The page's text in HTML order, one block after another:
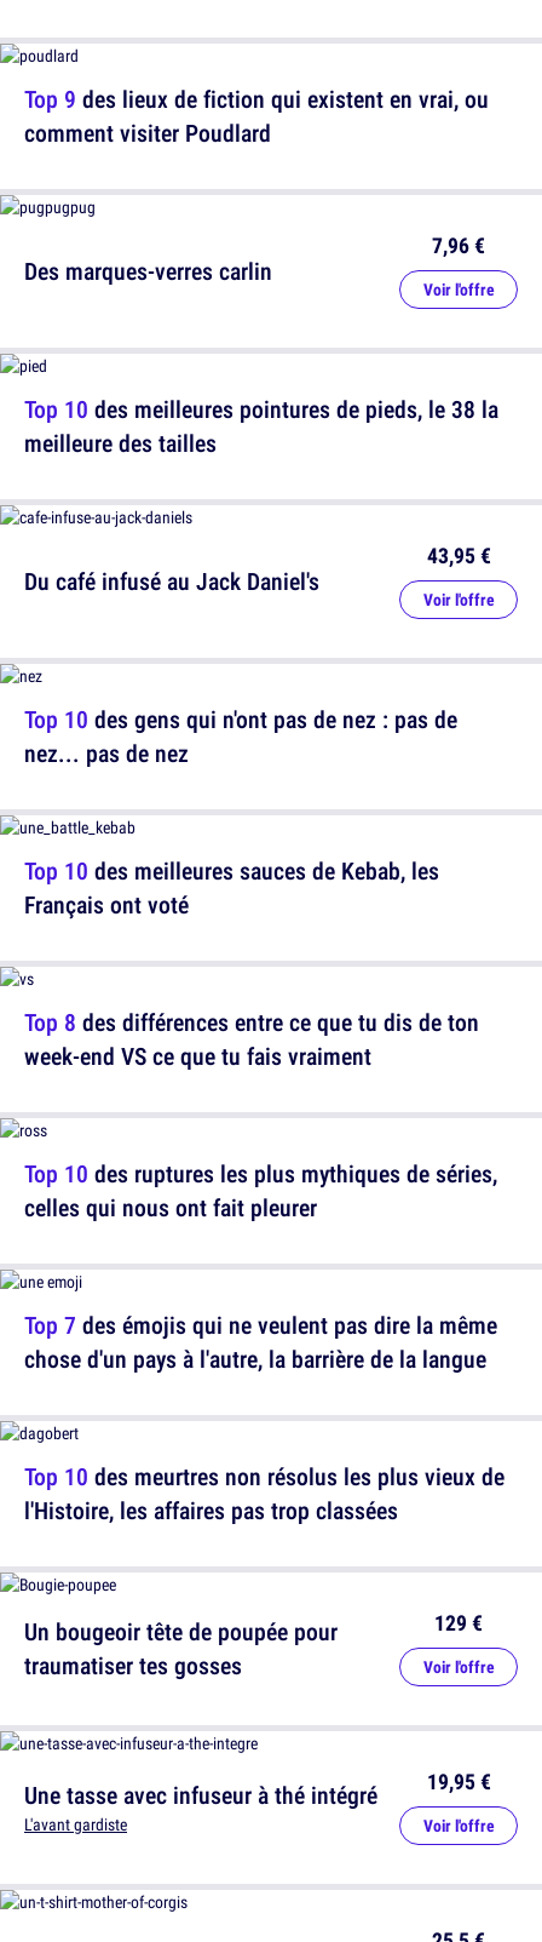
Top 9 des lieux de fiction qui existent en vrai, ou
comment visiter Poudlard
Top 10 des meilleures pointures de pieds, le 38 la
meilleure des tailles
Top 10 des gens qui n'ont pas de nez : pas de
nez... pas de nez
Top 8 des différences entre ce que tu dis de ton
week-end VS ce que tu fais vraiment
Top 7 des émojis qui ne veulent pas dire la même
chose d'un pays à l'autre, la barrière de la langue
Un bougeoir tête de poupée pour
traumatiser tes gosses
129 €
Voir l'offre
Des marques-verres carlin
7,96 €
Voir l'offre
Du café infusé au Jack Daniel's
43,95 €
Voir l'offre
Top 10 des meilleures sauces de Kebab, les
Français ont voté
Top 10 des ruptures les plus mythiques de séries,
celles qui nous ont fait pleurer
Top 10 des meurtres non résolus les plus vieux de
l'Histoire, les affaires pas trop classées
Une tasse avec infuseur à thé intégré
L'avant gardiste
19,95 €
Voir l'offre